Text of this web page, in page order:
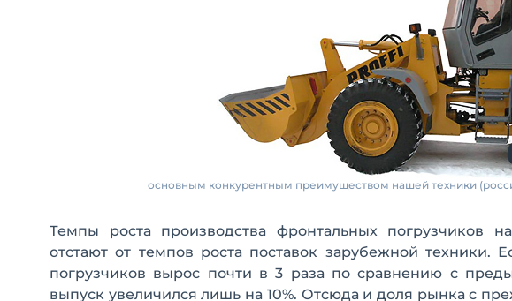
основным конкурентным преимуществом нашей техники
Темпы роста производства фронтальных погрузчиков
отстают от темпов роста поставок зарубежной
погрузчиков вырос почти в 3 раза по сравнению с
выпуск увеличился лишь на 10%. Отсюда и доля рынка с